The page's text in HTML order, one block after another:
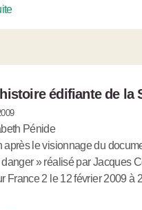
édifiante de la
Pénide
après le visionnage du
» réalisé par Jacques
France 2 le 12 février 2009 à